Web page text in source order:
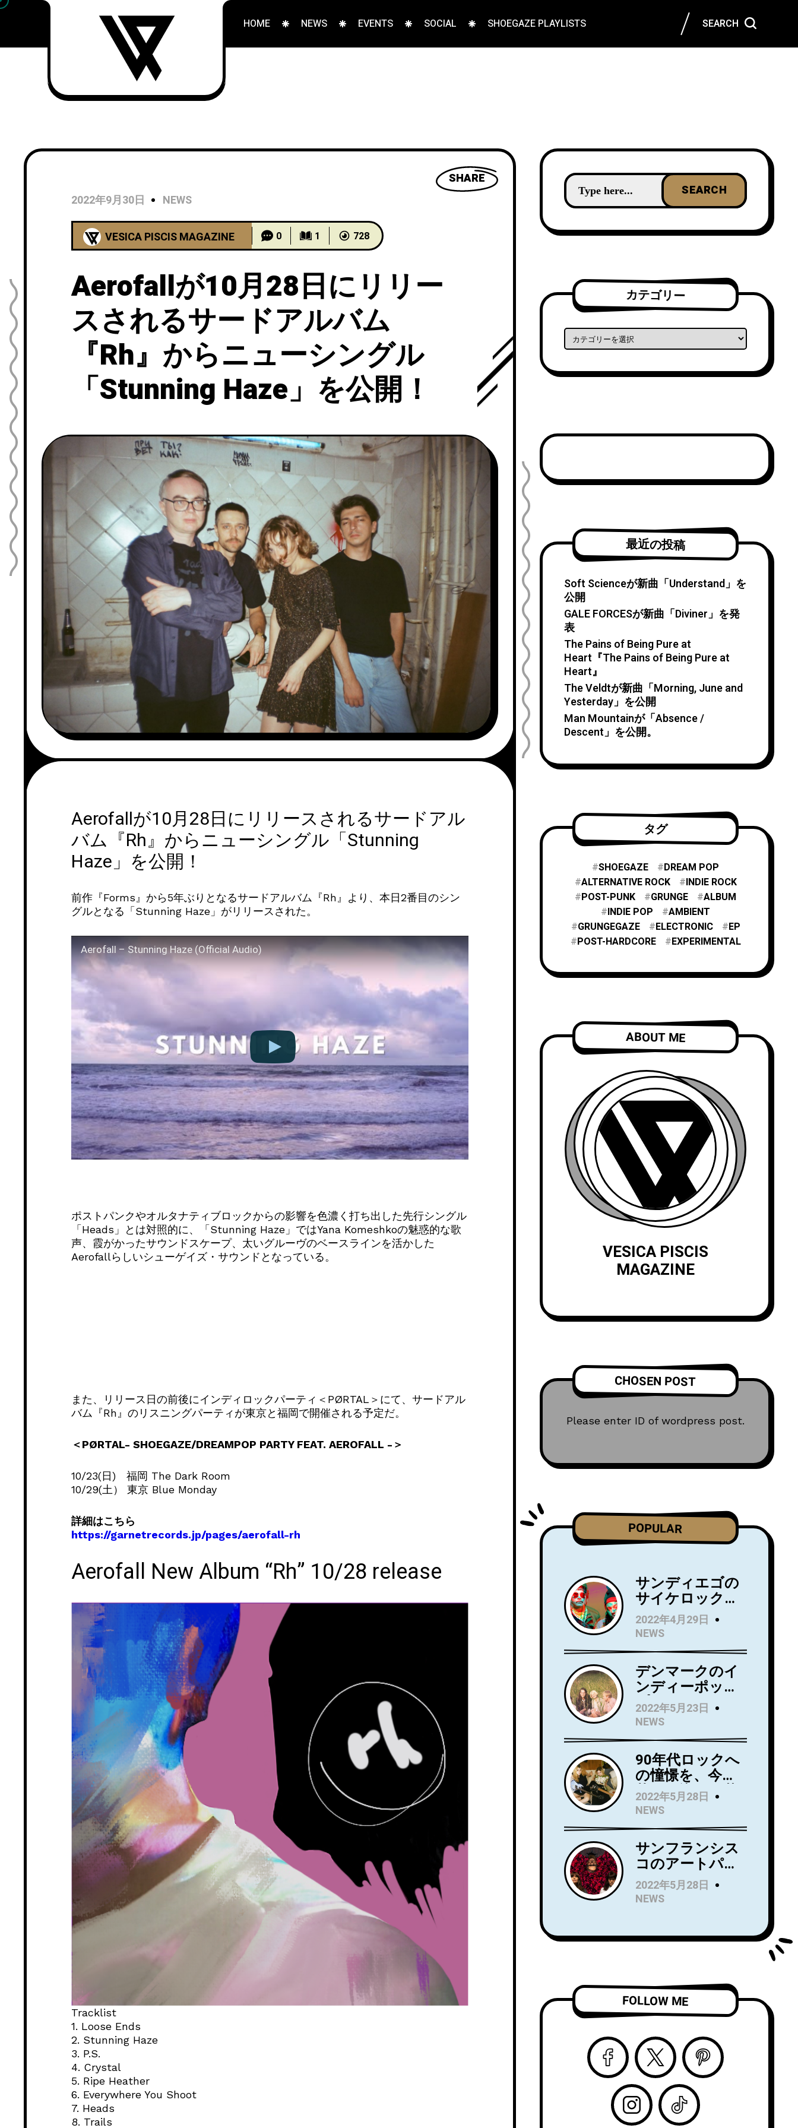
HOME NEWS EVENTS SOCIAL SHOEGAZE PLAYLISTS SEARCH
SHARE
2022年9月30日
NEWS
VESICA PISCIS MAGAZINE 0 1 728
Aerofallが10月28日にリリー
スされるサードアルバム
『Rh』からニューシングル
「Stunning Haze」を公開！
Aerofallが10月28日にリリースされるサードアル
バム『Rh』からニューシングル「Stunning
Haze」を公開！
前作『Forms』から5年ぶりとなるサードアルバム『Rh』より、本日2番目のシン
グルとなる「Stunning Haze」がリリースされた。
Aerofall – Stunning Haze (Official Audio)
ポストパンクやオルタナティブロックからの影響を色濃く打ち出した先行シングル
「Heads」とは対照的に、「Stunning Haze」ではYana Komeshkoの魅惑的な歌
声、霞がかったサウンドスケープ、太いグルーヴのベースラインを活かした
Aerofallらしいシューゲイズ・サウンドとなっている。
また、リリース日の前後にインディロックパーティ＜PØRTAL＞にて、サードアル
バム『Rh』のリスニングパーティが東京と福岡で開催される予定だ。
＜PØRTAL- SHOEGAZE/DREAMPOP PARTY FEAT. AEROFALL -＞
10/23(日) 福岡 The Dark Room
10/29(土） 東京 Blue Monday
詳細はこちら
https://garnetrecords.jp/pages/aerofall-rh
Aerofall New Album “Rh” 10/28 release
Tracklist
1. Loose Ends
2. Stunning Haze
3. P.S.
4. Crystal
5. Ripe Heather
6. Everywhere You Shoot
7. Heads
8. Trails
カテゴリー
カテゴリー
最近の投稿
Soft Scienceが新曲「Understand」を
公開
GALE FORCESが新曲「Diviner」を発
表
The Pains of Being Pure at
Heart『The Pains of Being Pure at
Heart』
The Veldtが新曲「Morning, June and
Yesterday」を公開
Man Mountainが「Absence /
Descent」を公開。
タグ
SHOEGAZE
DREAM POP
ALTERNATIVE ROCK
INDIE ROCK
POST-PUNK
GRUNGE
ALBUM
INDIE POP
AMBIENT
GRUNGEGAZE
ELECTRONIC
EP
POST-HARDCORE
EXPERIMENTAL
ABOUT ME
VESICA PISCIS
MAGAZINE
CHOSEN POST
Please enter ID of wordpress post.
POPULAR
サンディエゴの
サイケロック・
バンドWild Wild
Wets、ニュー・
アルバム『Love
Always』を5月
27日にリリー
ス！アルバムか
らニューシング
ル 「Holding」
のビデオを公
開！
2022年4月29日
NEWS
デンマークのイ
ンディーポッ
プ・バンド
Kindsightが5月
25日にデビュ
ー・アルバム
『Swedish
Punk』をリリー
ス！
2022年5月23日
NEWS
90年代ロックへ
の憧憬を、今に
落とし込んだ若
き俊英Mommaが
日本デビューア
ルバム
『Household
Name』を7月に
リリース！Wet
LegのUS公演で
クトを務め、8月
からはSnail Mail
を務める注目
株！
2022年5月28日
NEWS
サンフランシス
コのアートパン
クトリオRip
Roomが、
LP『Alight and
「Complication
」のビデオを公
開！
2022年5月28日
NEWS
FOLLOW ME